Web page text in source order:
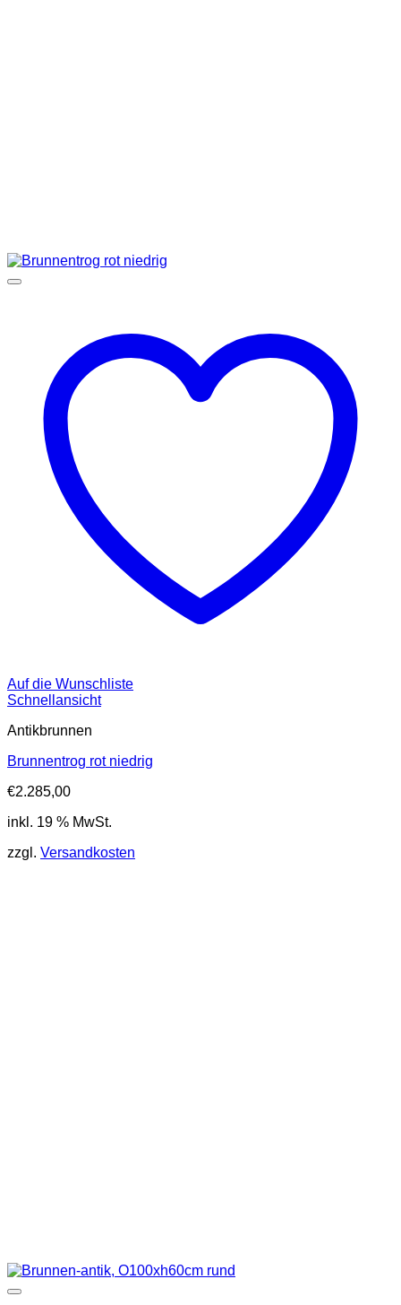
Auf die Wunschliste
Schnellansicht
Antikbrunnen
Brunnentrog rot niedrig
€2.285,00
inkl. 19 % MwSt.
zzgl. Versandkosten